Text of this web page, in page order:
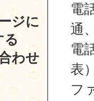
ジに
る
わせ
電
通
電
表）
フ